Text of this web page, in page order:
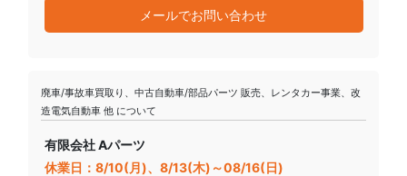
メールでお問い合わせ
廃車/事故車買取り、中古自動車/部品パーツ 販売、レンタカー事業、改
造電気自動車 他 について
有限会社 Aパーツ
休業日：8/10(月)、8/13(木)～08/16(日)